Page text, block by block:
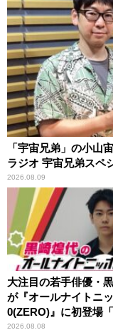
「宇宙兄弟」の小山
ラジオ 宇宙兄弟スペ
2026.08.09
大注目の若手俳優・
が『オールナイトニ
0(ZERO)』に初登場
とてもワクワクしてお
2026.08.08